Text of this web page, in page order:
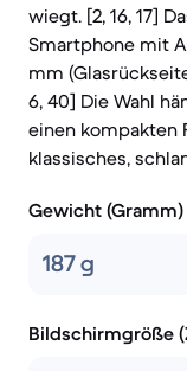
wiegt. [2, 16, 17]
Smartphone mit
mm
6, 40] Die Wahl
einen kompakten
klassisches,
Gewicht (Gramm)
187 g
Bildschirmgröße